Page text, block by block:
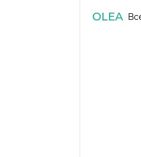
OLEA